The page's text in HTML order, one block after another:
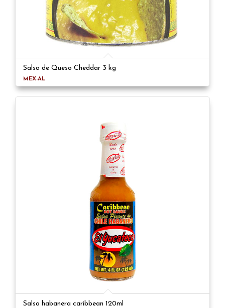
Salsa de Queso Cheddar 3 kg
MEX-AL
Salsa habanera caribbean 120ml